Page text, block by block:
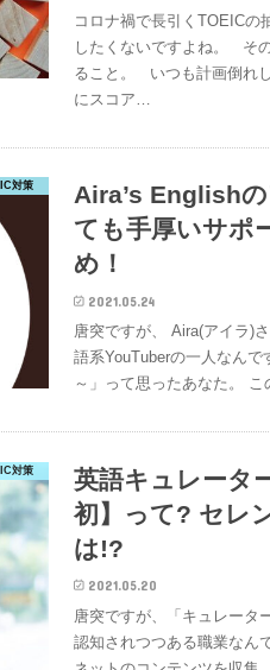
コロナ禍で長引くTOEICの
したくないですよね。 そ
ること。 いつも計画倒れ
にスコア…
対策
Aira’s English
ても手厚いサポ
め！
2021.05.24
唐突ですが、 Aira(アイラ)
語系YouTuberの一人なん
～」って思ったあなた。
対策
英語キュレータ
初】って? セレ
は!?
2021.05.20
唐突ですが、「キュレー
認知されつつある職業な